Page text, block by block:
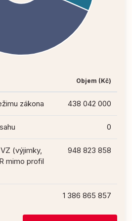
Objem (Kč)
zákona 438 042 000
0
(výjimky,
mimo profil
948 823 858
1 386 865 857